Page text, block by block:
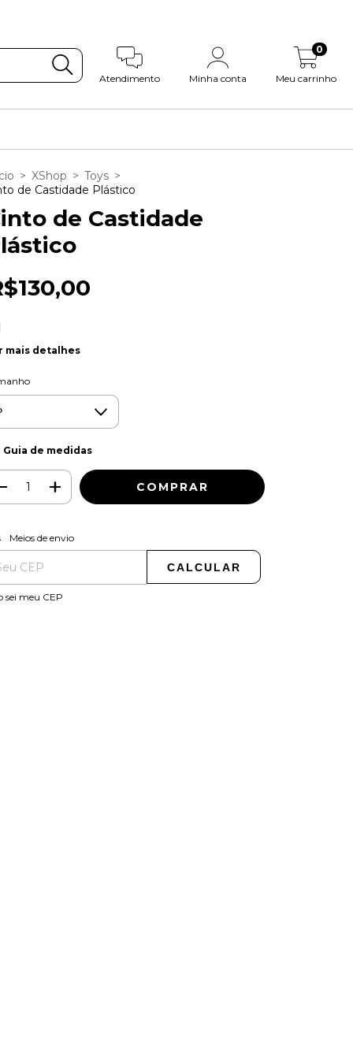
Atendimento Minha conta Meu carrinho
0
> XShop > Toys >
de Castidade Plástico
de Castidade
mais detalhes
Guia de medidas
para o CEP:
Meios de envio
CALCULAR
sei meu CEP